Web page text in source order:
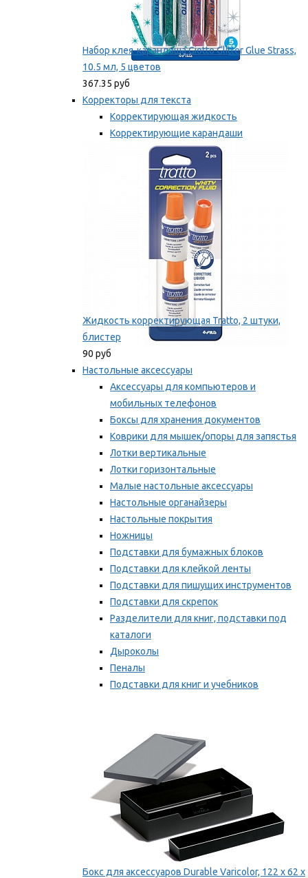
Набор клея-карандаша Giotto Glitter Glue Strass,
10.5 мл, 5 цветов
367.35 руб
Корректоры для текста
Корректирующая жидкость
Корректирующие карандаши
Корректирующие ленты
Мы рекомендуем
Жидкость корректирующая Tratto, 2 штуки,
блистер
90 руб
Настольные аксессуары
Аксессуары для компьютеров и
мобильных телефонов
Боксы для хранения документов
Коврики для мышек/опоры для запястья
Лотки вертикальные
Лотки горизонтальные
Малые настольные аксессуары
Настольные органайзеры
Настольные покрытия
Ножницы
Подставки для бумажных блоков
Подставки для клейкой ленты
Подставки для пишущих инструментов
Подставки для скрепок
Разделители для книг, подставки под
каталоги
Дыроколы
Пеналы
Подставки для книг и учебников
Бокс для аксессуаров Durable Varicolor, 122 x 62 x